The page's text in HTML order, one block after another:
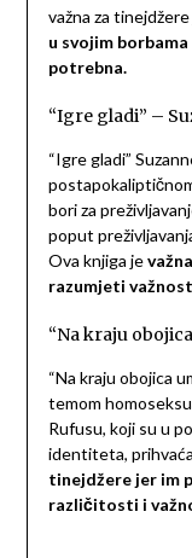
važna za tinejdžere
u svojim
potrebna.
“Igre gladi” –
“Igre gladi”
bori za
poput
Ova knjiga je
razumjeti
“Na kraju
“Na kraju obojica
temom
Rufusu, koji su u
identiteta,
tinejdžere jer im
različitosti i